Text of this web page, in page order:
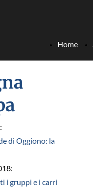
Home
di Oggiono: la
i gruppi e i carri